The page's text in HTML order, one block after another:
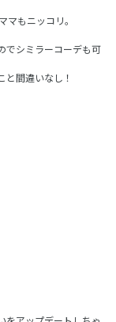
もニッコリ。
でシミラーコーデも可
と間違いなし！